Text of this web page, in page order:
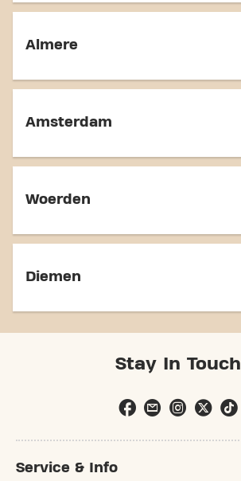
Almere
Amsterdam
Woerden
Diemen
Stay In Touch
Service & Info